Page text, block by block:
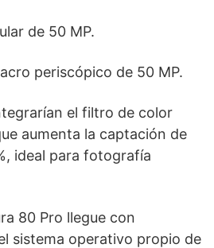
de 50 MP.
periscópico de 50 MP.
el filtro de color
aumenta la captación de
ideal para fotografía
80 Pro llegue con
sistema operativo propio de